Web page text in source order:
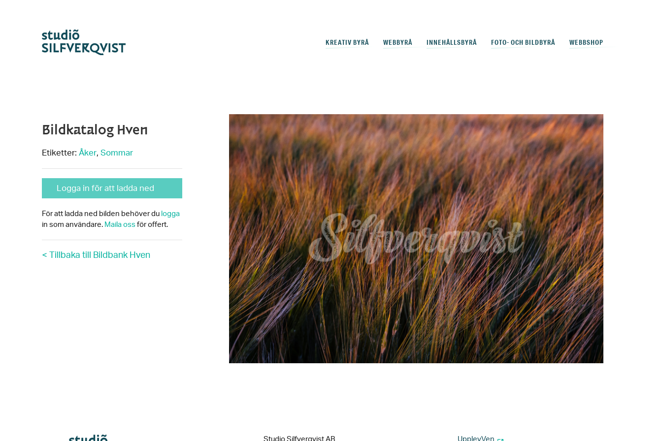
KREATIV BYRÅ WEBBYRÅ INNEHÅLLSBYRÅ FOTO- OCH BILDBYRÅ WEBBSHOP
Bildkatalog Hven
Etiketter: Åker, Sommar
Logga in för att ladda ned
För att ladda ned bilden behöver du logga
in som användare. Maila oss för offert.
< Tillbaka till Bildbank Hven
Studio Silfverqvist AB UpplevVen